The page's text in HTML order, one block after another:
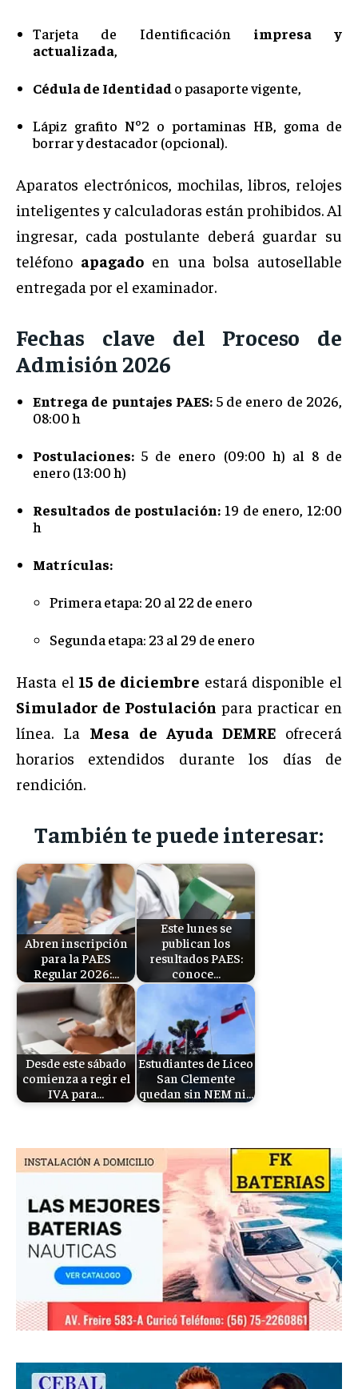
Tarjeta de Identificación impresa y
actualizada,
Cédula de Identidado pasaporte vigente,
Lápiz grafito Nº2 o portaminas HB, goma de
borrar y destacador (opcional).
Aparatos electrónicos, mochilas, libros, relojes
inteligentes y calculadoras están prohibidos. Al
ingresar, cada postulante deberá guardar su
teléfono apagado en una bolsa autosellable
entregada por el examinador.
Fechas clave del Proceso de
Admisión 2026
Entrega de puntajes PAES: 5 de enero de 2026,
08:00 h
Postulaciones: 5 de enero (09:00 h) al 8 de
enero (13:00 h)
Resultados de postulación: 19 de enero, 12:00
h
Matrículas:
Primera etapa: 20 al 22 de enero
Segunda etapa: 23 al 29 de enero
Hasta el 15 de diciembre estará disponible el
Simulador de Postulación para practicar en
línea. La Mesa de Ayuda DEMREofrecerá
horarios extendidos durante los días de
rendición.
También te puede interesar:
Abren inscripción
para la PAES
Regular 2026:…
Este lunes se
publican los
resultados PAES:
conoce…
Desde este sábado
comienza a regir el
IVA para…
Estudiantes de Liceo
San Clemente
quedan sin NEM ni…